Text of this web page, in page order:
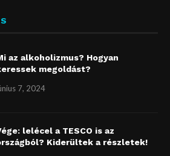
az alkoholizmus? Hogyan
megoldást?
7, 2024
lelécel a TESCO is az
Kiderültek a részletek!